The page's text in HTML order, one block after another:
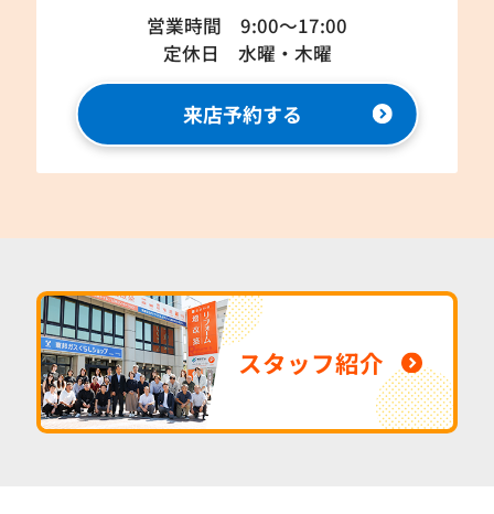
営業時間 9:00～17:00
定休日 水曜・木曜
来店予約する
スタッフ紹介